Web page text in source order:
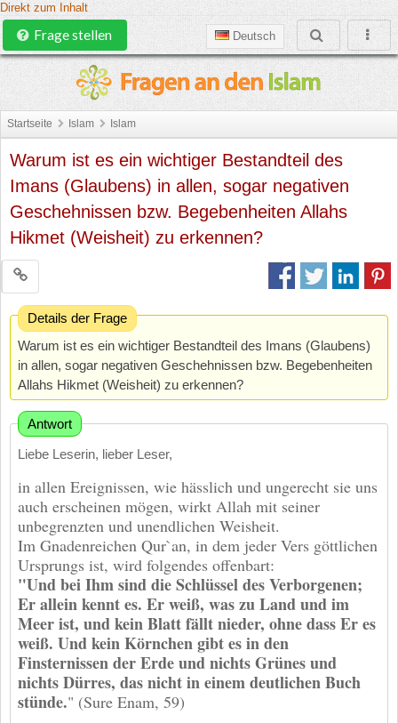
Direkt zum Inhalt
Deutsch
Frage stellen
Startseite Islam Islam
Warum ist es ein wichtiger Bestandteil des
Imans (Glaubens) in allen, sogar negativen
Geschehnissen bzw. Begebenheiten Allahs
Hikmet (Weisheit) zu erkennen?
Details der Frage
Warum ist es ein wichtiger Bestandteil des Imans (Glaubens)
in allen, sogar negativen Geschehnissen bzw. Begebenheiten
Allahs Hikmet (Weisheit) zu erkennen?
Antwort
Liebe Leserin, lieber Leser,
in allen Ereignissen, wie hässlich und ungerecht sie uns
auch erscheinen mögen, wirkt Allah mit seiner
unbegrenzten und unendlichen Weisheit.
Im Gnadenreichen Qur`an, in dem jeder Vers göttlichen
Ursprungs ist, wird folgendes offenbart:
"Und bei Ihm sind die Schlüssel des Verborgenen;
Er allein kennt es. Er weiß, was zu Land und im
Meer ist, und kein Blatt fällt nieder, ohne dass Er es
weiß. Und kein Körnchen gibt es in den
Finsternissen der Erde und nichts Grünes und
nichts Dürres, das nicht in einem deutlichen Buch
stünde." (Sure Enam, 59)